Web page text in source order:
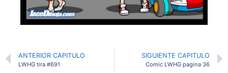
ANTERIOR CAPITULO
LWHG tira #691
SIGUIENTE CAPITULO
Comic LWHG pagina 36